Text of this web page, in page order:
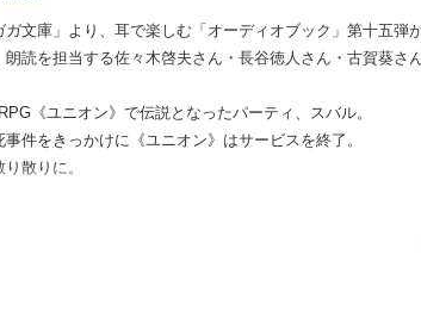
ガ文庫」より、耳で楽しむ「オーディオブック」第十五弾
朗読を担当する佐々木啓夫さん・長谷徳人さん・古賀葵さ
《ユニオン》で伝説となったパーティ、スバル。
事件をきっかけに《ユニオン》はサービスを終了。
散りに。